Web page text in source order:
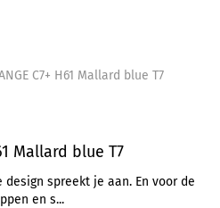
C7+ H61 Mallard blue T7
Mallard blue T7
spreekt je aan. En voor de
en s...